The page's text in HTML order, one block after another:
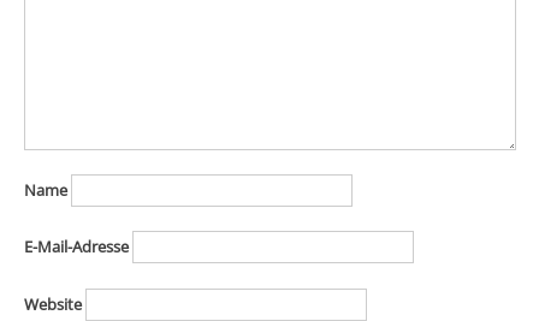
Name
E-Mail-Adresse
Website